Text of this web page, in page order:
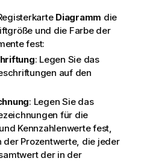
Diagramm die
und die Farbe der
fest:
: Legen Sie das
auf den
: Legen Sie das
für die
Kennzahlenwerte fest,
der Prozentwerte, die jeder
der in der